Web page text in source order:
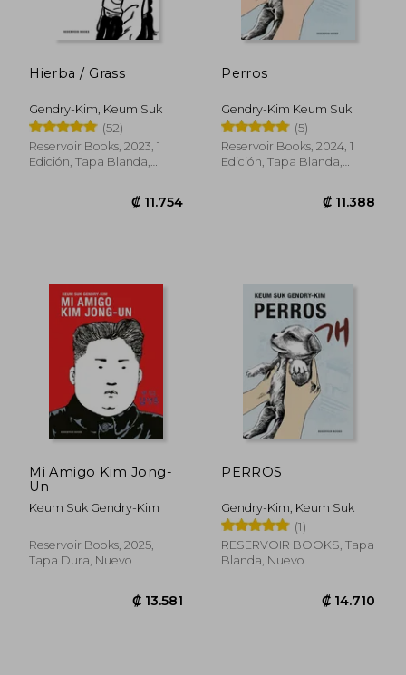
Hierba / Grass
Gendry-Kim, Keum Suk
(52)
Reservoir Books, 2023, 1
Edición, Tapa Blanda,
Perros
Gendry-Kim Keum Suk
(5)
Reservoir Books, 2024, 1
Edición, Tapa Blanda,
Mi Amigo Kim Jong-
Un
Keum Suk Gendry-Kim
Reservoir Books, 2025,
Tapa Dura, Nuevo
PERROS
Gendry-Kim, Keum Suk
(1)
RESERVOIR BOOKS, Tapa
Blanda, Nuevo